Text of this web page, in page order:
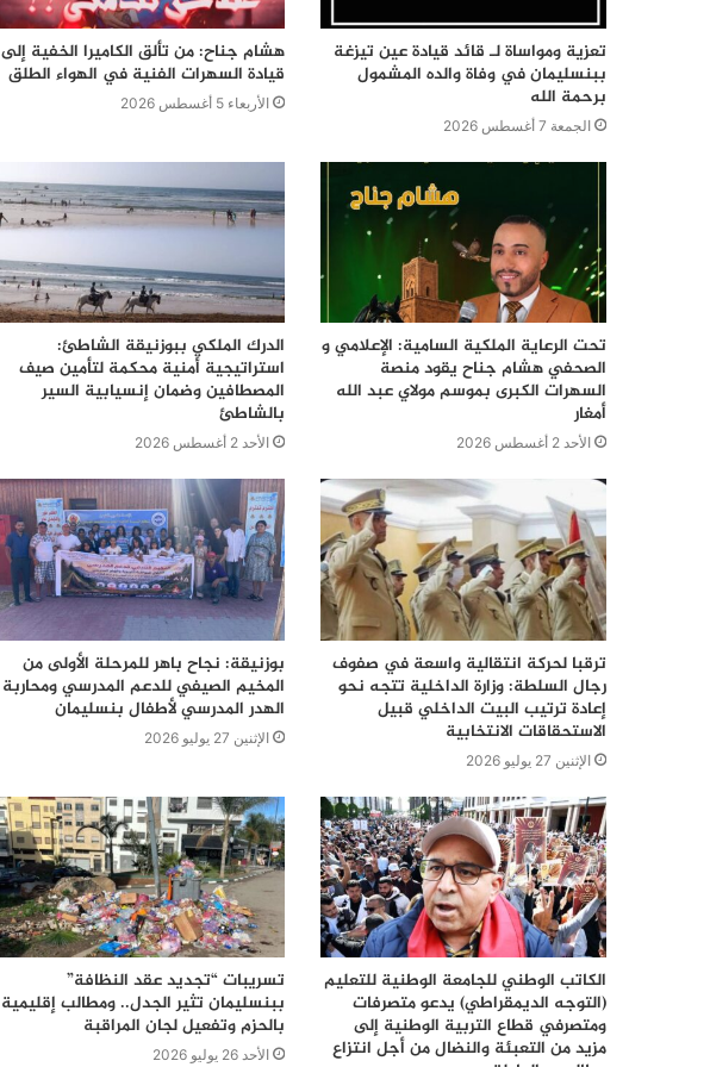
تعزية ومواساة لـ قائد قيادة عين تيزغة
ببنسليمان في وفاة والده المشمول
برحمة الله
الجمعة 7 أغسطس 2026
هشام جناح: من تألق الكاميرا الخفية إلى
قيادة السهرات الفنية في الهواء الطلق
الأربعاء 5 أغسطس 2026
تحت الرعاية الملكية السامية: الإعلامي و
الصحفي هشام جناح يقود منصة
السهرات الكبرى بموسم مولاي عبد الله
أمغار
الأحد 2 أغسطس 2026
الدرك الملكي ببوزنيقة الشاطئ:
استراتيجية أمنية محكمة لتأمين صيف
المصطافين وضمان إنسيابية السير
بالشاطئ
الأحد 2 أغسطس 2026
ترقبا لحركة انتقالية واسعة في صفوف
رجال السلطة: وزارة الداخلية تتجه نحو
إعادة ترتيب البيت الداخلي قبيل
الاستحقاقات الانتخابية
الإثنين 27 يوليو 2026
بوزنيقة: نجاح باهر للمرحلة الأولى من
المخيم الصيفي للدعم المدرسي ومحاربة
الهدر المدرسي لأطفال بنسليمان
الإثنين 27 يوليو 2026
الكاتب الوطني للجامعة الوطنية للتعليم
(التوجه الديمقراطي) يدعو متصرفات
ومتصرفي قطاع التربية الوطنية إلى
مزيد من التعبئة والنضال من أجل انتزاع
تسريبات “تجديد عقد النظافة”
ببنسليمان تثير الجدل.. ومطالب إقليمية
بالحزم وتفعيل لجان المراقبة
الأحد 26 يوليو 2026